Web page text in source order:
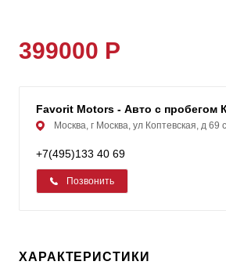
399000 Р
Favorit Motors - Авто с пробегом
Москва, г Москва, ул Коптевская, д 69
+7(495)133 40 69
Позвонить
ХАРАКТЕРИСТИКИ